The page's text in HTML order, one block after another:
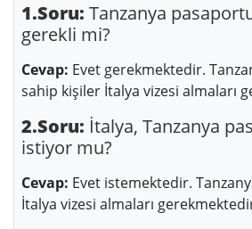
1.Soru: Tanzanya
gerekli mi?
Cevap: Evet gerekmektedir.
sahip kişiler İtalya vizesi almaları
2.Soru: İtalya, Tanzanya
istiyor mu?
Cevap: Evet istemektedir.
İtalya vizesi almaları